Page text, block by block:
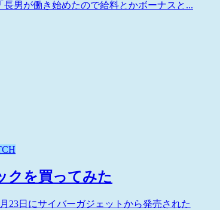
男が働き始めたので給料とかボーナスと...
クを買ってみた
23日にサイバーガジェットから発売された